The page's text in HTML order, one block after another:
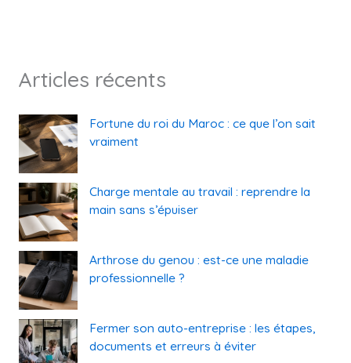
Articles récents
Fortune du roi du Maroc : ce que l’on sait
vraiment
Charge mentale au travail : reprendre la
main sans s’épuiser
Arthrose du genou : est-ce une maladie
professionnelle ?
Fermer son auto-entreprise : les étapes,
documents et erreurs à éviter